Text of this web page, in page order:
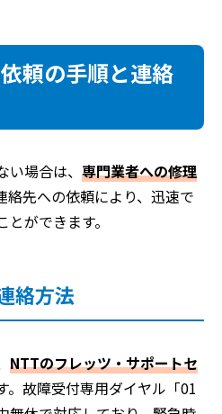
頼の手順と連絡
場合は、 専門業者への修理
絡先への依頼により、迅速で
ができます。
絡方法
NTTのフレッツ・サポートセ
。故障受付専用ダイヤル「01